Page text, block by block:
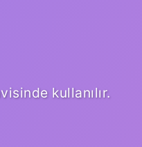
kullanılır.